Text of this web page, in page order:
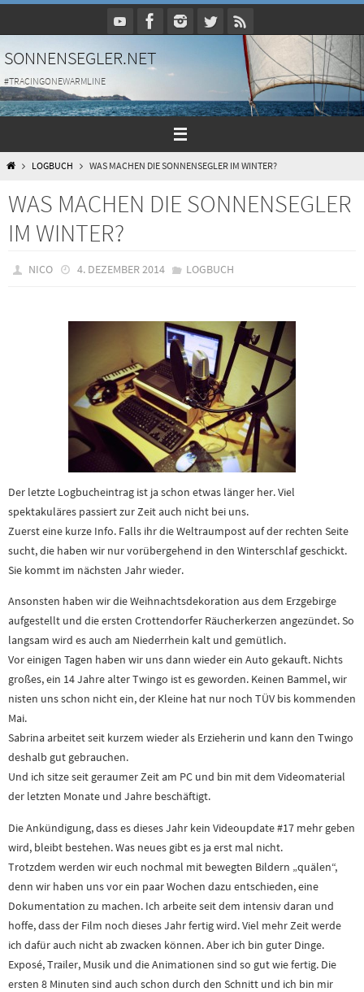
Inhalt
springen
SONNENSEGLER.NET
#TRACINGONEWARMLINE
HOMELOGBUCH WAS MACHEN DIE SONNENSEGLER IM WINTER?
WAS MACHEN DIE SONNENSEGLER
IM WINTER?
NICO 4. DEZEMBER 2014 LOGBUCH
Der letzte Logbucheintrag ist ja schon etwas länger her. Viel
spektakuläres passiert zur Zeit auch nicht bei uns.
Zuerst eine kurze Info. Falls ihr die Weltraumpost auf der rechten Seite
sucht, die haben wir nur vorübergehend in den Winterschlaf geschickt.
Sie kommt im nächsten Jahr wieder.
Ansonsten haben wir die Weihnachtsdekoration aus dem Erzgebirge
aufgestellt und die ersten Crottendorfer Räucherkerzen angezündet. So
langsam wird es auch am Niederrhein kalt und gemütlich.
Vor einigen Tagen haben wir uns dann wieder ein Auto gekauft. Nichts
großes, ein 14 Jahre alter Twingo ist es geworden. Keinen Bammel, wir
nisten uns schon nicht ein, der Kleine hat nur noch TÜV bis kommenden
Mai.
Sabrina arbeitet seit kurzem wieder als Erzieherin und kann den Twingo
deshalb gut gebrauchen.
Und ich sitze seit geraumer Zeit am PC und bin mit dem Videomaterial
der letzten Monate und Jahre beschäftigt.
Die Ankündigung, dass es dieses Jahr kein Videoupdate #17 mehr geben
wird, bleibt bestehen. Was neues gibt es ja erst mal nicht.
Trotzdem werden wir euch nochmal mit bewegten Bildern „quälen“,
denn wir haben uns vor ein paar Wochen dazu entschieden, eine
Dokumentation zu machen. Ich arbeite seit dem intensiv daran und
hoffe, dass der Film noch dieses Jahr fertig wird. Viel mehr Zeit werde
ich dafür auch nicht ab zwacken können. Aber ich bin guter Dinge.
Exposé, Trailer, Musik und die Animationen sind so gut wie fertig. Die
ersten 8 Minuten sind auch schon durch den Schnitt und ich bin mir